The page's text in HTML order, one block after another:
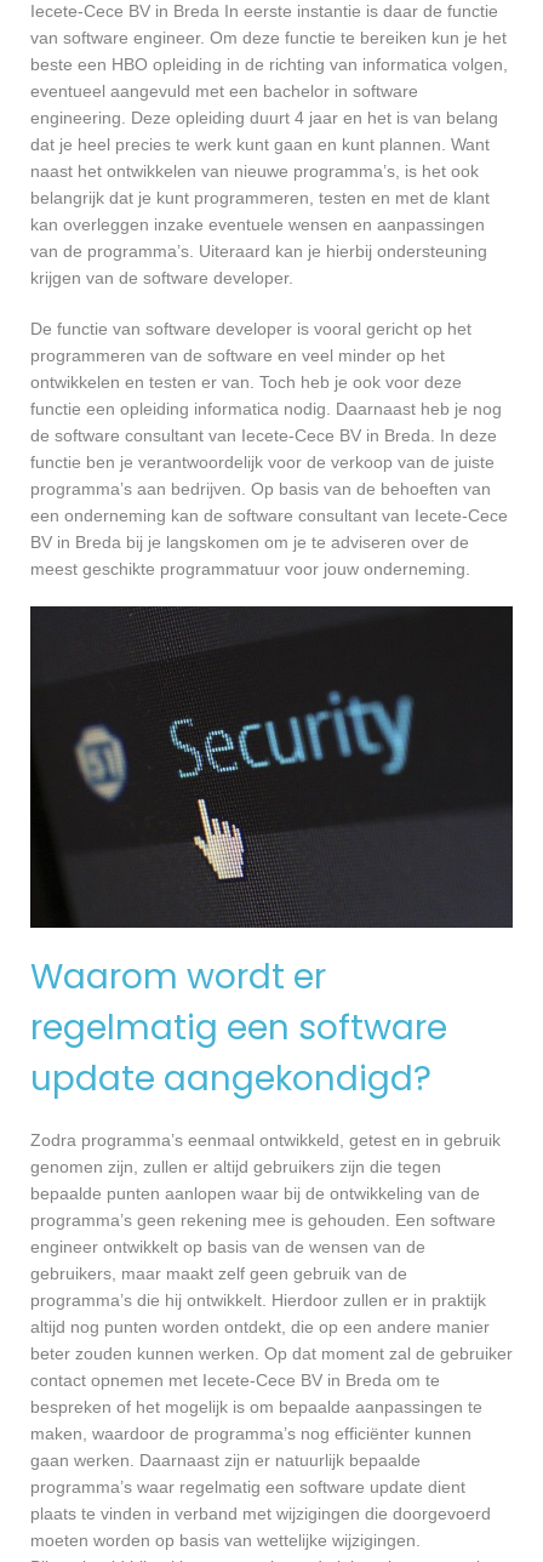
Iecete-Cece BV in Breda In eerste instantie is daar de functie
van software engineer. Om deze functie te bereiken kun je het
beste een HBO opleiding in de richting van informatica volgen,
eventueel aangevuld met een bachelor in software
engineering. Deze opleiding duurt 4 jaar en het is van belang
dat je heel precies te werk kunt gaan en kunt plannen. Want
naast het ontwikkelen van nieuwe programma’s, is het ook
belangrijk dat je kunt programmeren, testen en met de klant
kan overleggen inzake eventuele wensen en aanpassingen
van de programma’s. Uiteraard kan je hierbij ondersteuning
krijgen van de software developer.
De functie van software developer is vooral gericht op het
programmeren van de software en veel minder op het
ontwikkelen en testen er van. Toch heb je ook voor deze
functie een opleiding informatica nodig. Daarnaast heb je nog
de software consultant van Iecete-Cece BV in Breda. In deze
functie ben je verantwoordelijk voor de verkoop van de juiste
programma’s aan bedrijven. Op basis van de behoeften van
een onderneming kan de software consultant van Iecete-Cece
BV in Breda bij je langskomen om je te adviseren over de
meest geschikte programmatuur voor jouw onderneming.
Waarom wordt er
regelmatig een software
update aangekondigd?
Zodra programma’s eenmaal ontwikkeld, getest en in gebruik
genomen zijn, zullen er altijd gebruikers zijn die tegen
bepaalde punten aanlopen waar bij de ontwikkeling van de
programma’s geen rekening mee is gehouden. Een software
engineer ontwikkelt op basis van de wensen van de
gebruikers, maar maakt zelf geen gebruik van de
programma’s die hij ontwikkelt. Hierdoor zullen er in praktijk
altijd nog punten worden ontdekt, die op een andere manier
beter zouden kunnen werken. Op dat moment zal de gebruiker
contact opnemen met Iecete-Cece BV in Breda om te
bespreken of het mogelijk is om bepaalde aanpassingen te
maken, waardoor de programma’s nog efficiënter kunnen
gaan werken. Daarnaast zijn er natuurlijk bepaalde
programma’s waar regelmatig een software update dient
plaats te vinden in verband met wijzigingen die doorgevoerd
moeten worden op basis van wettelijke wijzigingen.